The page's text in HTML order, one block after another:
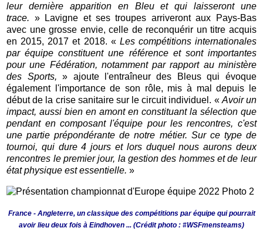
leur dernière apparition en Bleu et qui laisseront une
trace. » Lavigne et ses troupes arriveront aux Pays-Bas
avec une grosse envie, celle de reconquérir un titre acquis
en 2015, 2017 et 2018. « Les compétitions internationales
par équipe constituent une référence et sont importantes
pour une Fédération, notamment par rapport au ministère
des Sports, » ajoute l'entraîneur des Bleus qui évoque
également l'importance de son rôle, mis à mal depuis le
début de la crise sanitaire sur le circuit individuel. « Avoir un
impact, aussi bien en amont en constituant la sélection que
pendant en composant l'équipe pour les rencontres, c'est
une partie prépondérante de notre métier. Sur ce type de
tournoi, qui dure 4 jours et lors duquel nous aurons deux
rencontres le premier jour, la gestion des hommes et de leur
état physique est essentielle. »
France - Angleterre, un classique des compétitions par équipe qui pourrait
avoir lieu deux fois à Eindhoven ... (Crédit photo : #WSFmensteams)